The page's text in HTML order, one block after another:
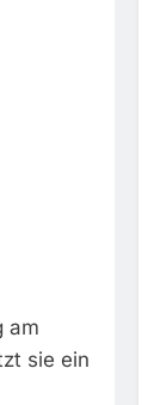
am
sie ein